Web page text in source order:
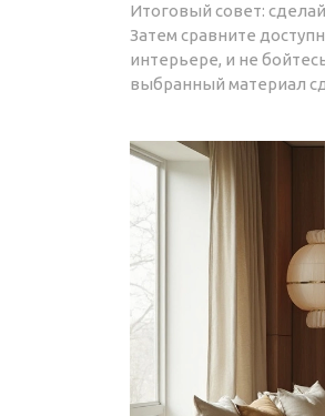
Итоговый совет:
Затем сравните
интерьере, и не
выбранный материал